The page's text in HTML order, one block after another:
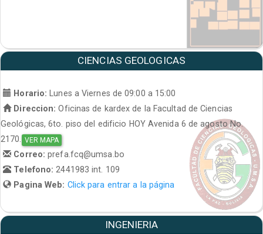
CIENCIAS GEOLOGICAS
Horario: Lunes a Viernes de 09:00 a 15:00
Direccion: Oficinas de kardex de la Facultad de Ciencias
Geológicas, 6to. piso del edificio HOY Avenida 6 de agosto No.
2170. VER MAPA
Correo:prefa.fcq@umsa.bo
Telefono:2441983 int. 109
Pagina Web: Click para entrar a la página
INGENIERIA